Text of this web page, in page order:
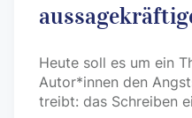
Heute soll es um ein
Autor*innen den
treibt: das Schreiben